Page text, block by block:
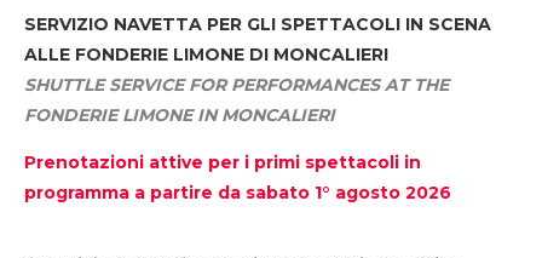
SERVIZIO NAVETTA PER GLI SPETTACOLI IN SCENA
ALLE FONDERIE LIMONE DI MONCALIERI
SHUTTLE SERVICE FOR PERFORMANCES AT THE
FONDERIE LIMONE IN MONCALIERI
Prenotazioni attive per i primi spettacoli in
programma a partire da sabato 1° agosto 2026